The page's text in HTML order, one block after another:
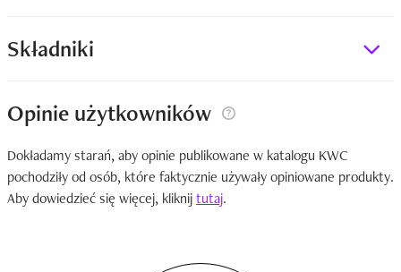
Składniki
Opinie użytkowników
Dokładamy starań, aby opinie publikowane w katalogu KWC
pochodziły od osób, które faktycznie używały opiniowane produkty.
Aby dowiedzieć się więcej, kliknijtutaj.